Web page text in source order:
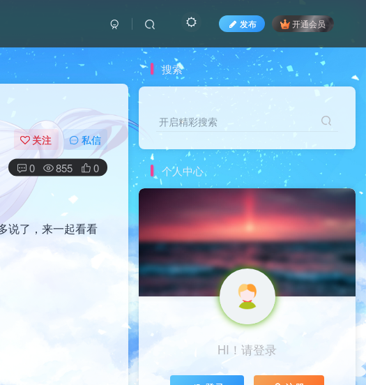
发布 开通会员
关注 私信
0 855 0
说了，来一起看看
搜索
开启精彩搜索
个人中心
HI！请登录